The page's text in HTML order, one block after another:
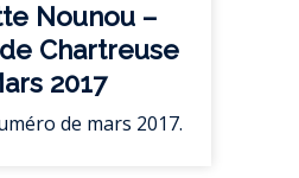
Nounou –
Chartreuse
2017
de mars 2017.